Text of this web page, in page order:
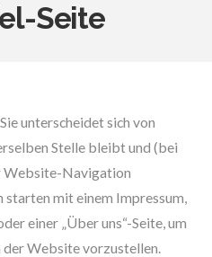
Seite
unterscheidet sich von
Stelle bleibt und (bei
Website-Navigation
mit einem Impressum,
einer „Über uns“-Seite, um
Website vorzustellen.